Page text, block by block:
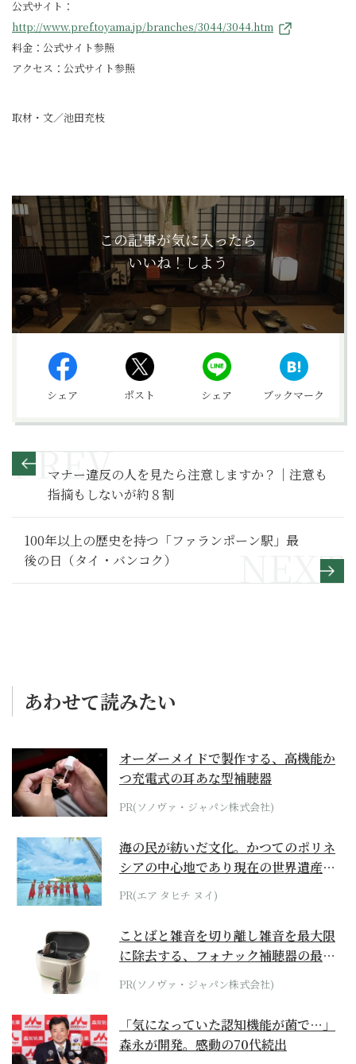
公式サイト：
http://www.pref.toyama.jp/branches/3044/3044.htm
料金：公式サイト参照
アクセス：公式サイト参照
取材・文／池田充枝
この記事が気に入ったら
いいね！しよう
シェア ポスト シェア ブックマーク
マナー違反の人を見たら注意しますか？｜注意も
指摘もしないが約８割
100年以上の歴史を持つ「ファランポーン駅」最
後の日（タイ・バンコク）
あわせて読みたい
オーダーメイドで製作する、高機能か
つ充電式の耳あな型補聴器
PR(ソノヴァ・ジャパン株式会社)
海の民が紡いだ文化。かつてのポリネ
シアの中心地であり現在の世界遺産か
らみえてくる...
PR(エア タヒチ ヌイ)
ことばと雑音を切り離し雑音を最大限
に除去する、フォナック補聴器の最上
位モデル
PR(ソノヴァ・ジャパン株式会社)
「気になっていた認知機能が菌で…」
森永が開発。感動の70代続出